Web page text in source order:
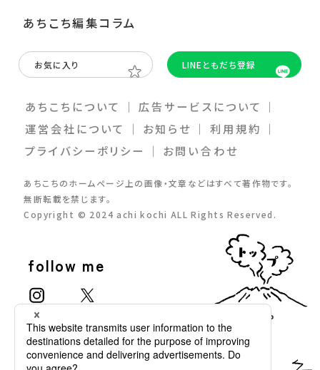
あちこち編集コラム
お気に入り LINEともだち登録
あちこちについて ｜ 広告サービスについて
｜
運営会社について
｜ お知らせ ｜ 利⽤規約
｜
プライバシーポリシー
｜ お問い合わせ
あちこちのホームページ上の画像・⽂章などはすべて著作物です。
無断転載を禁じます。
Copyright © 2024 achi kochi ALL Rights Reserved.
follow me
TOP